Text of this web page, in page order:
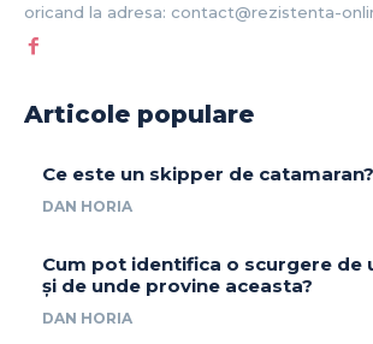
oricand la adresa: contact@rezistenta-
Articole populare
Ce este un skipper de catamaran?
DAN HORIA
Cum pot identifica o scurgere de
și de unde provine aceasta?
DAN HORIA